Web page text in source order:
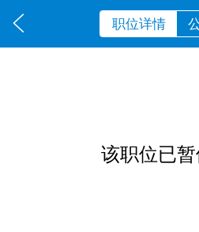
职位详情
该职位已